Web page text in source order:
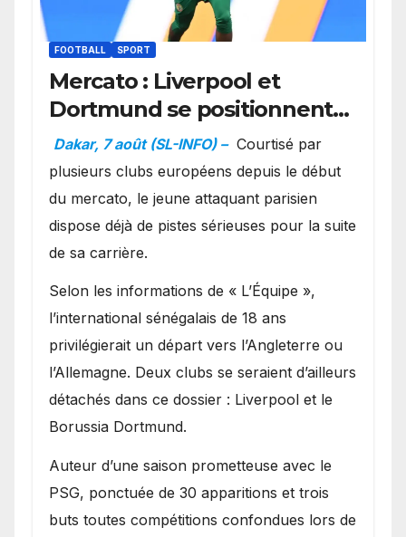
FOOTBALL SPORT
Mercato : Liverpool et
Dortmund se positionnent
en favoris pour recruter
Ibrahim Mbaye
Dakar, 7 août (SL-INFO) – Courtisé par
plusieurs clubs européens depuis le début
du mercato, le jeune attaquant parisien
dispose déjà de pistes sérieuses pour la suite
de sa carrière.
Selon les informations de « L’Équipe »,
l’international sénégalais de 18 ans
privilégierait un départ vers l’Angleterre ou
l’Allemagne. Deux clubs se seraient d’ailleurs
détachés dans ce dossier : Liverpool et le
Borussia Dortmund.
Auteur d’une saison prometteuse avec le
PSG, ponctuée de 30 apparitions et trois
buts toutes compétitions confondues lors de